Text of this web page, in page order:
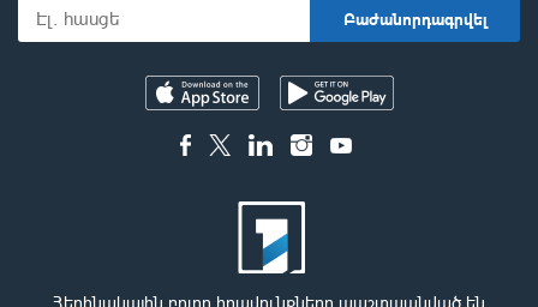
Հեղինակային բոլոր իրավունքները պաշտպանված են